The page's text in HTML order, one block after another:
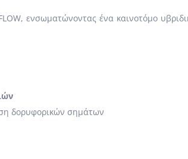
ενσωματώνοντας ένα καινοτόμο
δορυφορικών σημάτων